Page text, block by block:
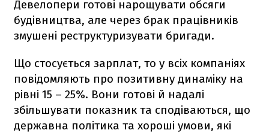
Девелопери готові нарощувати обсяги
будівництва, але через брак працівників
змушені реструктуризувати бригади.
Що стосується зарплат, то у всіх компаніях
повідомляють про позитивну динаміку на
рівні 15 – 25%. Вони готові й надалі
збільшувати показник та сподіваються, що
державна політика та хороші умови, які